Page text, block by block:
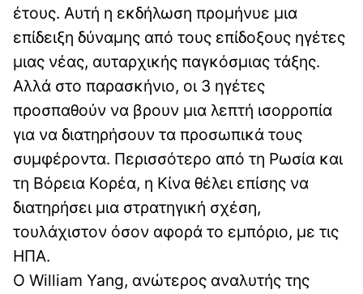
έτους. Αυτή η εκδήλωση προμήνυε μια
επίδειξη δύναμης από τους επίδοξους ηγέτες
μιας νέας, αυταρχικής παγκόσμιας τάξης.
Αλλά στο παρασκήνιο, οι 3 ηγέτες
προσπαθούν να βρουν μια λεπτή ισορροπία
για να διατηρήσουν τα προσωπικά τους
συμφέροντα. Περισσότερο από τη Ρωσία και
τη Βόρεια Κορέα, η Κίνα θέλει επίσης να
διατηρήσει μια στρατηγική σχέση,
τουλάχιστον όσον αφορά το εμπόριο, με τις
ΗΠΑ.
Ο William Yang, ανώτερος αναλυτής της